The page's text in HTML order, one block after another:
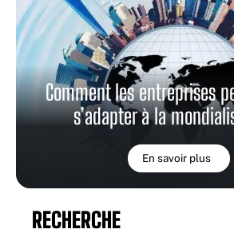
Comment les entreprises
s’adapter à la
En savoir plus
RECHERCHE